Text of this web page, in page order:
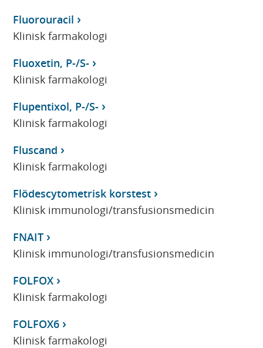
Fluorouracil
Klinisk farmakologi
Fluoxetin, P-/S-
Klinisk farmakologi
Flupentixol, P-/S-
Klinisk farmakologi
Fluscand
Klinisk farmakologi
Flödescytometrisk korstest
Klinisk immunologi/transfusionsmedicin
FNAIT
Klinisk immunologi/transfusionsmedicin
FOLFOX
Klinisk farmakologi
FOLFOX6
Klinisk farmakologi